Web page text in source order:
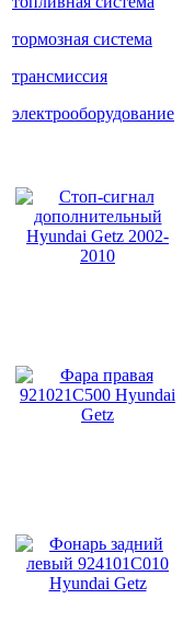
тормозная система
трансмиссия
электрооборудование